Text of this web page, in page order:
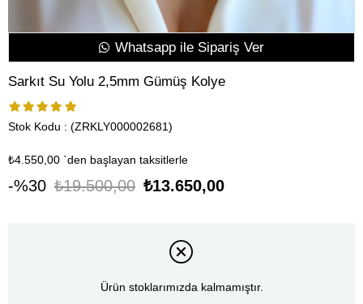
Whatsapp ile Sipariş Ver
Sarkıt Su Yolu 2,5mm Gümüş Kolye
Stok Kodu (ZRKLY000002681)
₺4.550,00 `den başlayan taksitlerle
30 ₺19.500,00 ₺13.650,00
Ürün stoklarımızda kalmamıştır.